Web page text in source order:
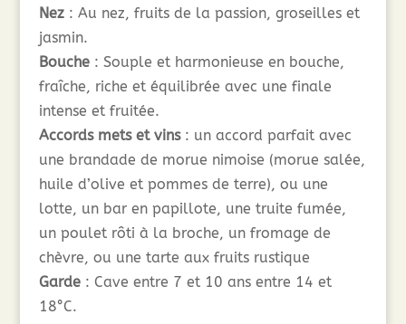
Nez: Au nez, fruits de la passion, groseilles et
jasmin.
Bouche: Souple et harmonieuse en bouche,
fraîche, riche et équilibrée avec une finale
intense et fruitée.
Accords mets et vins: un accord parfait avec
une brandade de morue nimoise (morue salée,
huile d’olive et pommes de terre), ou une
lotte, un bar en papillote, une truite fumée,
un poulet rôti à la broche, un fromage de
chèvre, ou une tarte aux fruits rustique
Garde: Cave entre 7 et 10 ans entre 14 et
18°C.